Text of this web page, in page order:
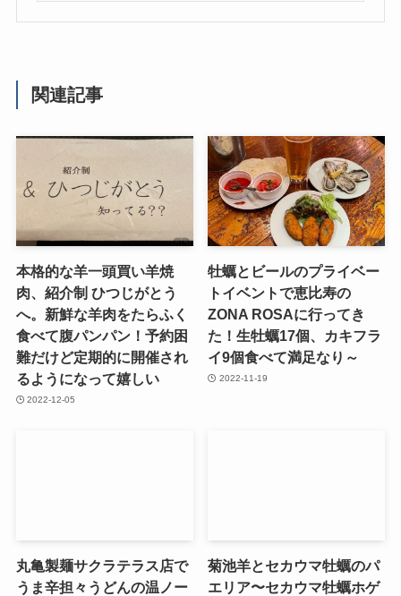
関連記事
本格的な羊一頭買い羊焼
肉、紹介制 ひつじがとう
へ。新鮮な羊肉をたらふく
食べて腹パンパン！予約困
難だけど定期的に開催され
るようになって嬉しい
2022-12-05
牡蠣とビールのプライベー
トイベントで恵比寿の
ZONA ROSAに行ってき
た！生牡蠣17個、カキフラ
イ9個食べて満足なり～
2022-11-19
丸亀製麺サクラテラス店で
うま辛担々うどんの温ノー
菊池羊とセカウマ牡蠣のパ
エリア〜セカウマ牡蠣ホゲ